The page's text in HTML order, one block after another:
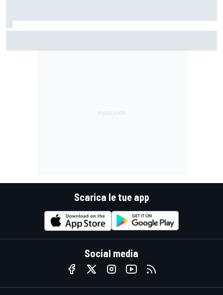
Scarica le tue app
Social media